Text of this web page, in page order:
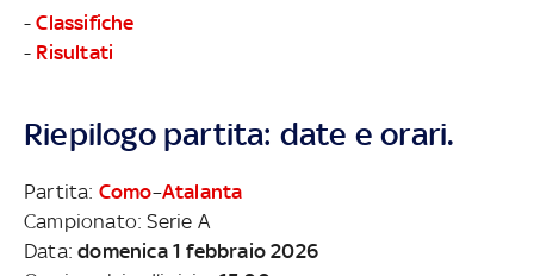
-Classifiche
- Risultati
Riepilogo partita: date e orari.
Partita: Como–Atalanta
Campionato: Serie A
Data:domenica 1 febbraio 2026